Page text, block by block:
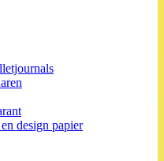
design papier